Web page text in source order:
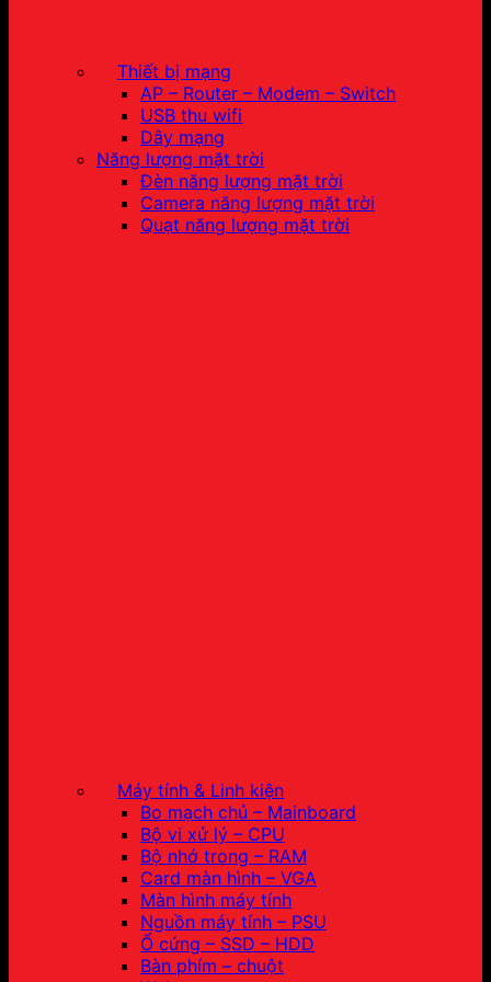
Thiết bị mạng
AP – Router – Modem – Switch
USB thu wifi
Dây mạng
Năng lượng mặt trời
Đèn năng lượng mặt trời
Camera năng lượng mặt trời
Quạt năng lượng mặt trời
Máy tính & Linh kiện
Bo mạch chủ – Mainboard
Bộ vi xử lý – CPU
Bộ nhớ trong – RAM
Card màn hình – VGA
Màn hình máy tính
Nguồn máy tính – PSU
Ổ cứng – SSD – HDD
Bàn phím – chuột